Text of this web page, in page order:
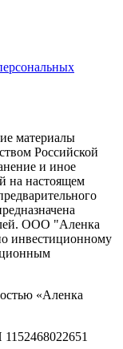
материалы
Российской
и иное
на настоящем
ООО "Аленка
инвестиционному
«Аленка